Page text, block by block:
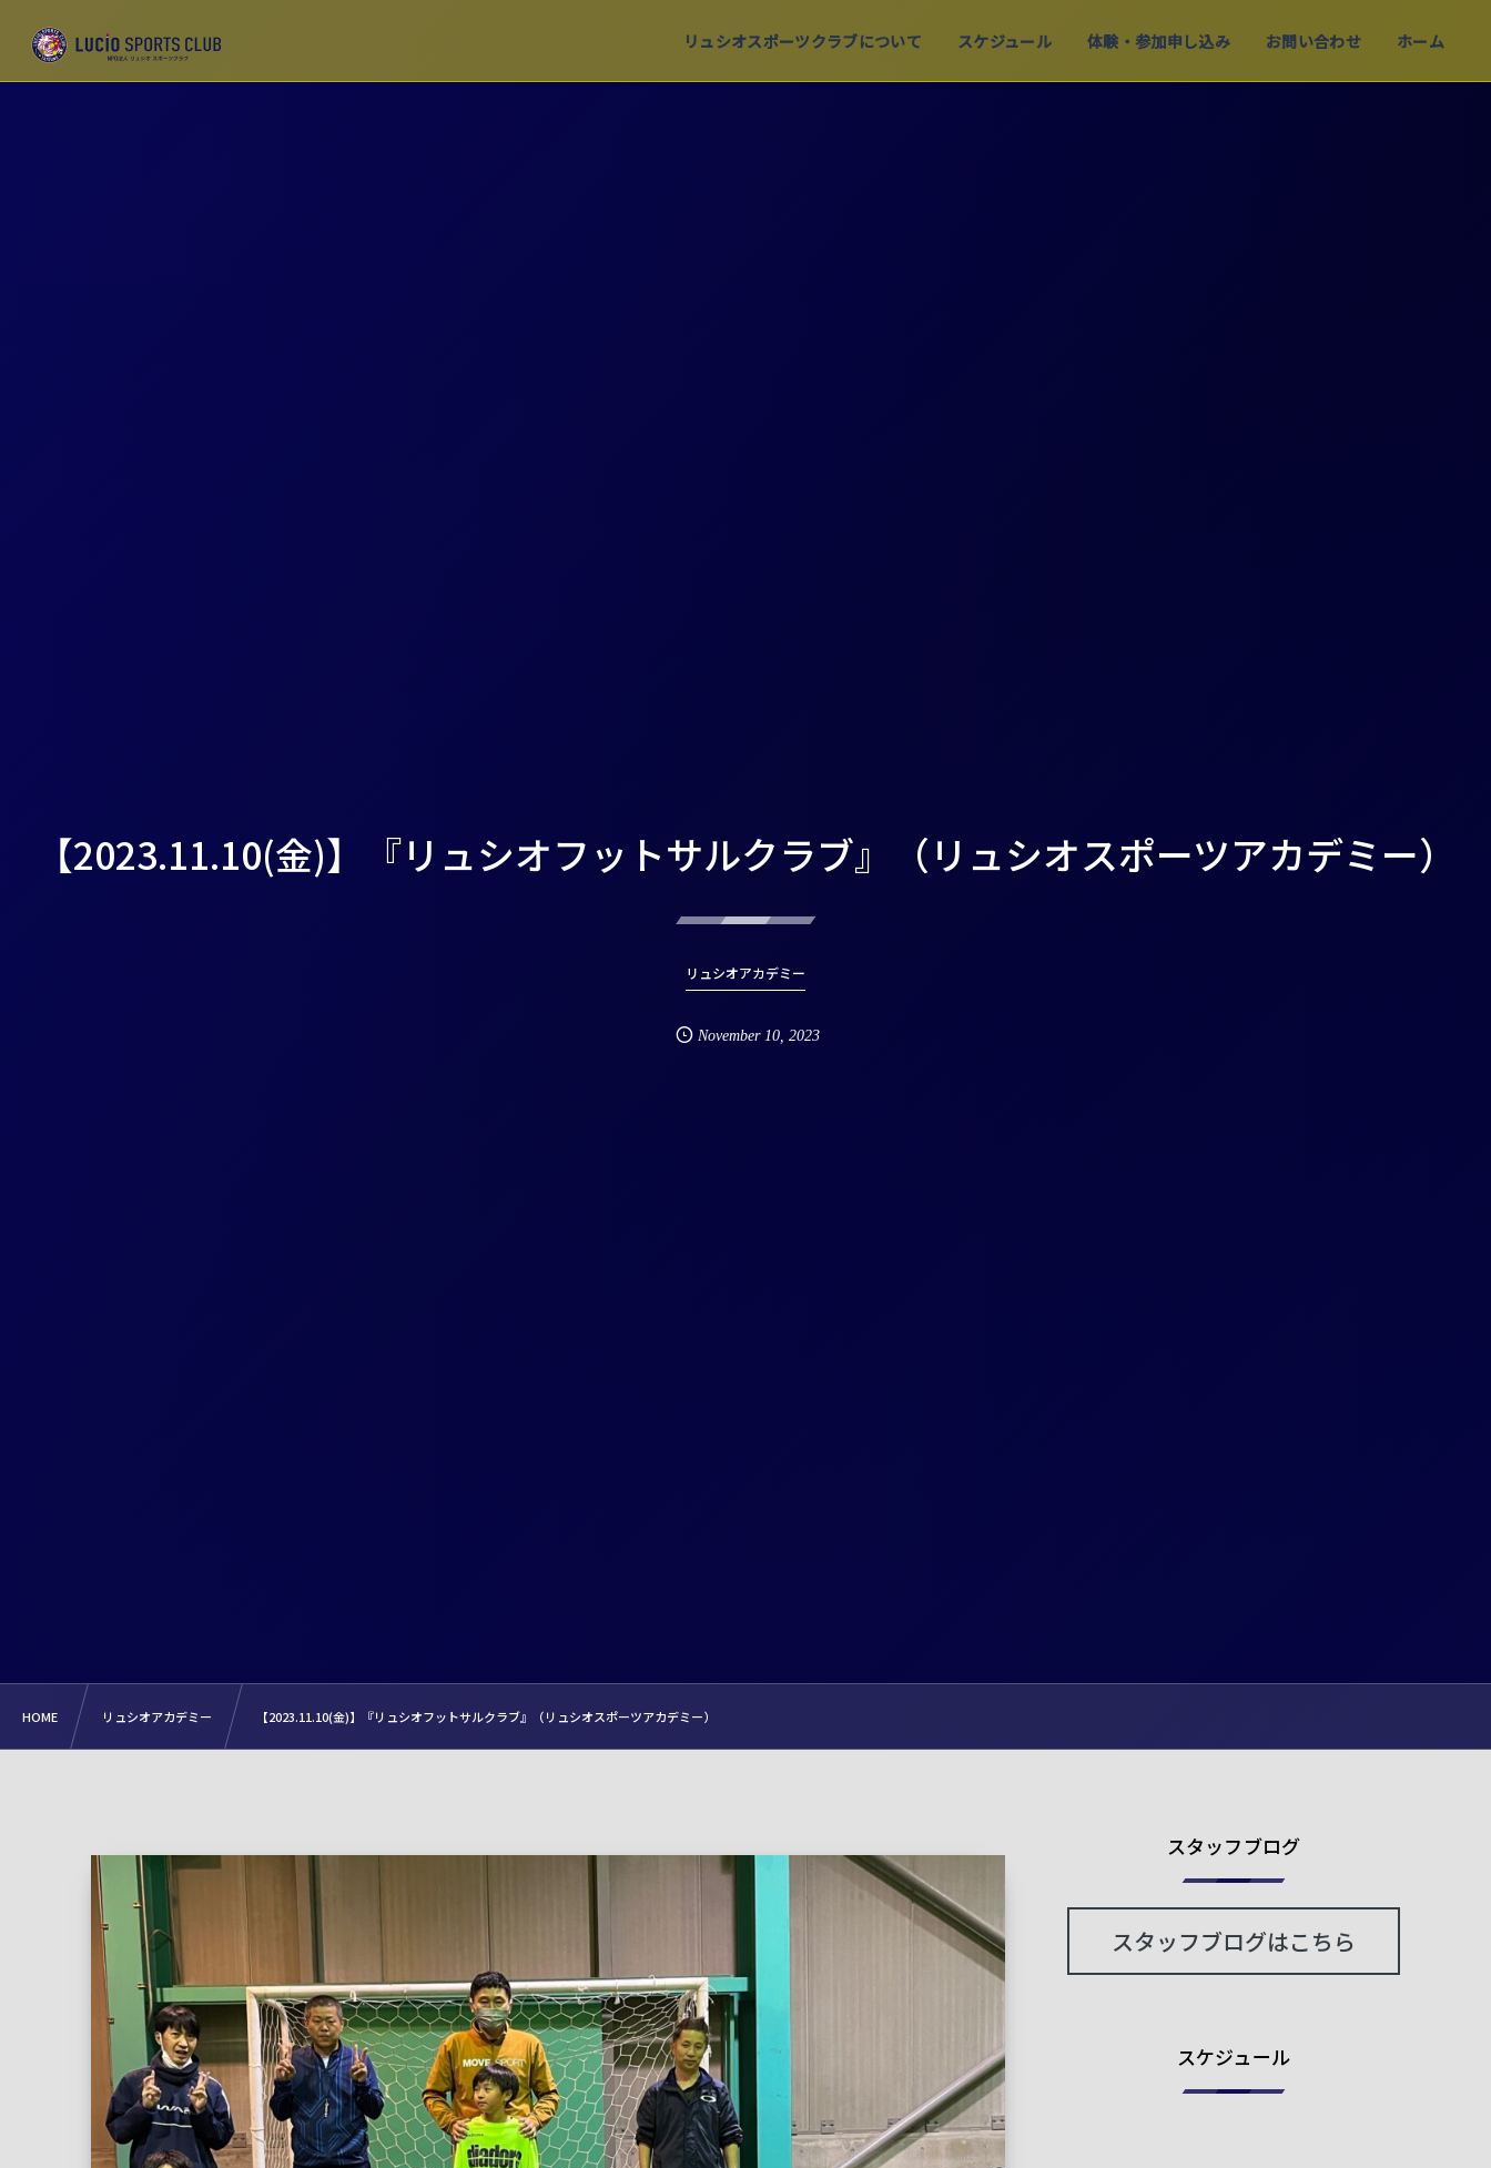
リュシオスポーツクラブについて スケジュール 体験・参加申し込み お問い合わせ ホーム
【2023.11.10(金)】『リュシオフットサルクラブ』（リュシオスポーツアカデミー）
リュシオアカデミー
November 10, 2023
HOME リュシオアカデミー 【2023.11.10(金)】『リュシオフットサルクラブ』（リュシオスポーツアカデミー）
スタッフブログ
スタッフブログはこちら
スケジュール